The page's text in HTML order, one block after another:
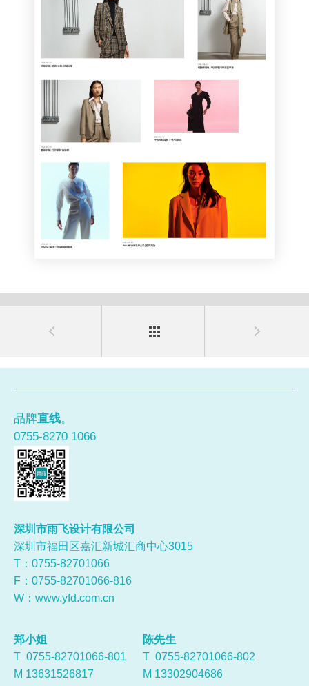
品牌直线。
0755-8270 1066
深圳市雨飞设计有限公司
深圳市福田区嘉汇新城汇商中心3015
T：0755-82701066
F：0755-82701066-816
W： www.yfd.com.cn
郑小姐
T 0755-82701066-801
M 13631526817
陈先生
T 0755-82701066-802
M 13302904686